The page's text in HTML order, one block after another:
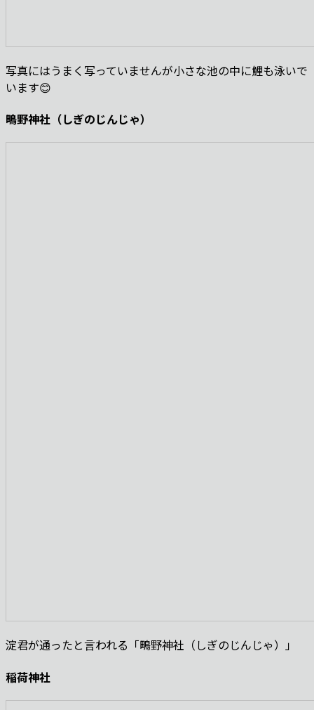
写真にはうまく写っていませんが小さな池の中に鯉も泳いで
います😊
鴫野神社（しぎのじんじゃ）
淀君が通ったと言われる「鴫野神社（しぎのじんじゃ）」
稲荷神社